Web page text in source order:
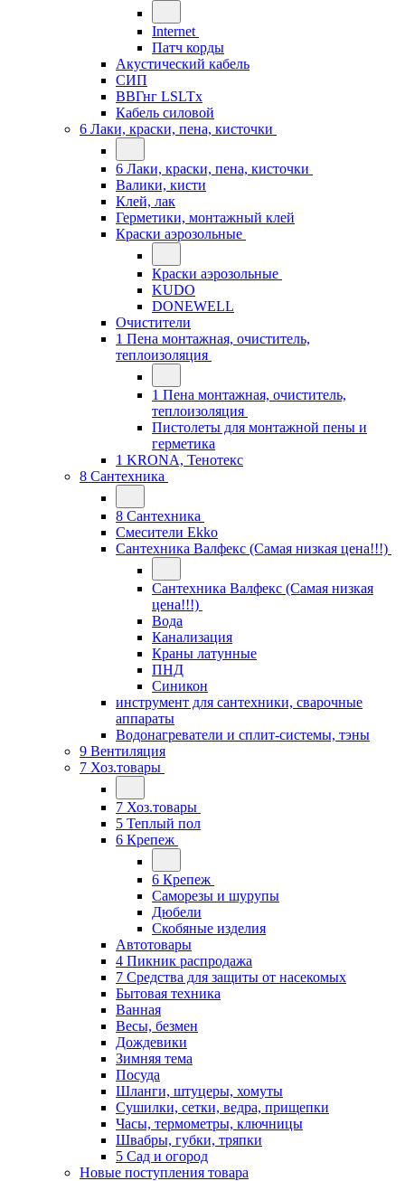
Internet
Патч корды
Акустический кабель
СИП
ВВГнг LSLTx
Кабель силовой
6 Лаки, краски, пена, кисточки
6 Лаки, краски, пена, кисточки
Валики, кисти
Клей, лак
Герметики, монтажный клей
Краски аэрозольные
Краски аэрозольные
KUDO
DONEWELL
Очистители
1 Пена монтажная, очиститель,
теплоизоляция
1 Пена монтажная, очиститель,
теплоизоляция
Пистолеты для монтажной пены и
герметика
1 KRONA, Тенотекс
8 Сантехника
8 Сантехника
Смесители Ekko
Сантехника Валфекс (Самая низкая цена!!!)
Сантехника Валфекс (Самая низкая
цена!!!)
Вода
Канализация
Краны латунные
ПНД
Синикон
инструмент для сантехники, сварочные
аппараты
Водонагреватели и сплит-системы, тэны
9 Вентиляция
7 Хоз.товары
7 Хоз.товары
5 Теплый пол
6 Крепеж
6 Крепеж
Саморезы и шурупы
Дюбели
Скобяные изделия
Автотовары
4 Пикник распродажа
7 Средства для защиты от насекомых
Бытовая техника
Ванная
Весы, безмен
Дождевики
Зимняя тема
Посуда
Шланги, штуцеры, хомуты
Сушилки, сетки, ведра, прищепки
Часы, термометры, ключницы
Швабры, губки, тряпки
5 Сад и огород
Новые поступления товара